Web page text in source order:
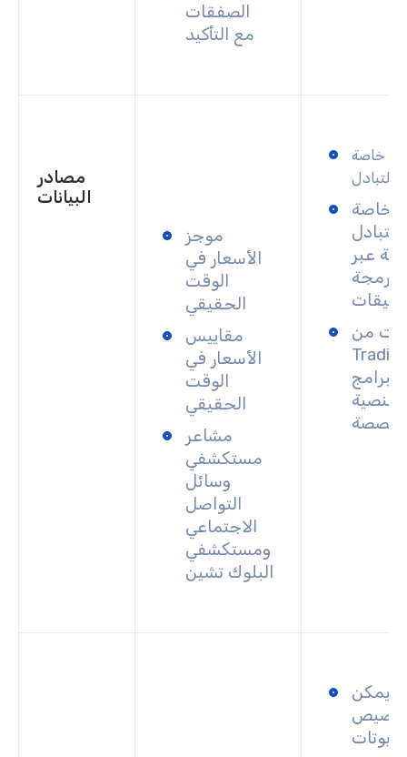
الصفقات
مع التأكيد
مصادر
البيانات
موجز
الأسعار في
الوقت
الحقيقي
مقاييس
الأسعار في
الوقت
الحقيقي
مشاعر
مستكشفي
وسائل
التواصل
الاجتماعي
ومستكشفي
البلوك تشين
خاصة
بالتبادل
خاصة
بالتبادل
عبر
برمجة
من
البرامج
النصية
يمكن